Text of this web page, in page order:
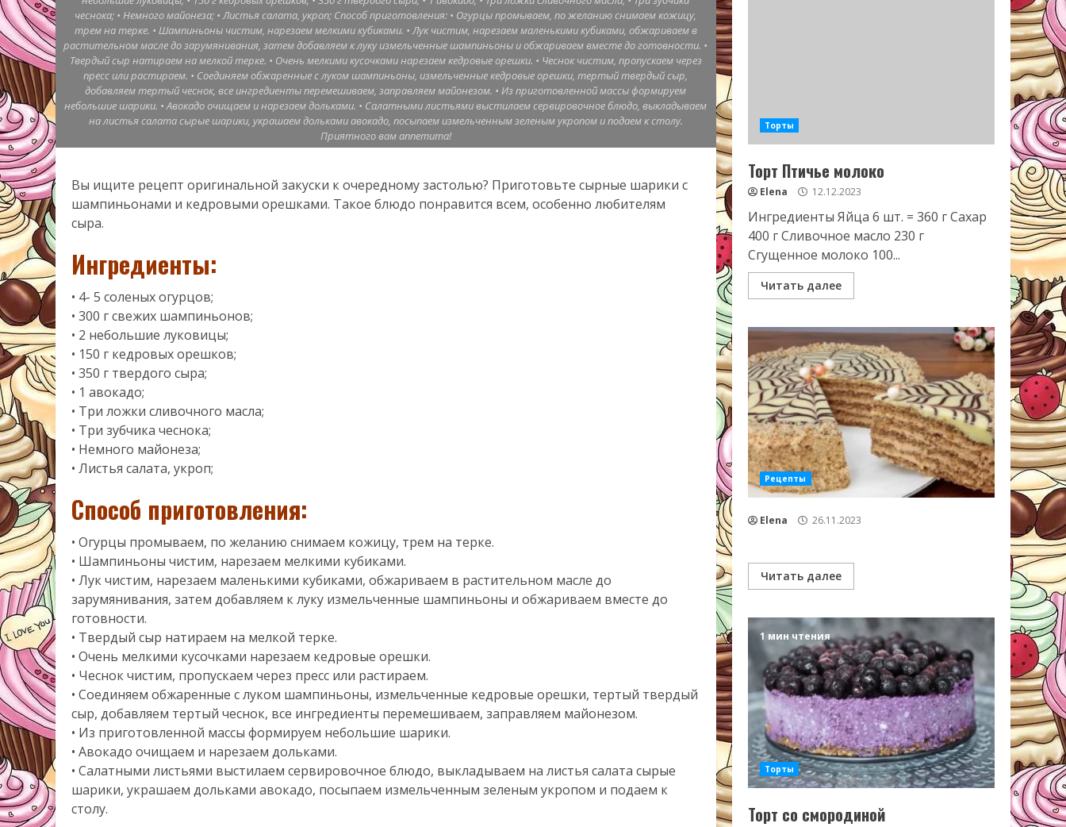
чеснока; • Немного майонеза; • Листья салата, укроп; Способ приготовления: • Огурцы промываем, по желанию снимаем кожицу,
трем на терке. • Шампиньоны чистим, нарезаем мелкими кубиками. • Лук чистим, нарезаем маленькими кубиками, обжариваем в
растительном масле до зарумянивания, затем добавляем к луку измельченные шампиньоны и обжариваем вместе до готовности. •
Твердый сыр натираем на мелкой терке. • Очень мелкими кусочками нарезаем кедровые орешки. • Чеснок чистим, пропускаем через
пресс или растираем. • Соединяем обжаренные с луком шампиньоны, измельченные кедровые орешки, тертый твердый сыр,
добавляем тертый чеснок, все ингредиенты перемешиваем, заправляем майонезом. • Из приготовленной массы формируем
небольшие шарики. • Авокадо очищаем и нарезаем дольками. • Салатными листьями выстилаем сервировочное блюдо, выкладываем
на листья салата сырые шарики, украшаем дольками авокадо, посыпаем измельченным зеленым укропом и подаем к столу.
Приятного вам аппетита!
Вы ищите рецепт оригинальной закуски к очередному застолью? Приготовьте сырные шарики с
шампиньонами и кедровыми орешками. Такое блюдо понравится всем, особенно любителям
сыра.
Ингредиенты:
• 4- 5 соленых огурцов;
• 300 г свежих шампиньонов;
• 2 небольшие луковицы;
• 150 г кедровых орешков;
• 350 г твердого сыра;
• 1 авокадо;
• Три ложки сливочного масла;
• Три зубчика чеснока;
• Немного майонеза;
• Листья салата, укроп;
Способ приготовления:
• Огурцы промываем, по желанию снимаем кожицу, трем на терке.
• Шампиньоны чистим, нарезаем мелкими кубиками.
• Лук чистим, нарезаем маленькими кубиками, обжариваем в растительном масле до
зарумянивания, затем добавляем к луку измельченные шампиньоны и обжариваем вместе до
готовности.
• Твердый сыр натираем на мелкой терке.
• Очень мелкими кусочками нарезаем кедровые орешки.
• Чеснок чистим, пропускаем через пресс или растираем.
• Соединяем обжаренные с луком шампиньоны, измельченные кедровые орешки, тертый твердый
сыр, добавляем тертый чеснок, все ингредиенты перемешиваем, заправляем майонезом.
• Из приготовленной массы формируем небольшие шарики.
• Авокадо очищаем и нарезаем дольками.
• Салатными листьями выстилаем сервировочное блюдо, выкладываем на листья салата сырые
шарики, украшаем дольками авокадо, посыпаем измельченным зеленым укропом и подаем к
столу.
Торты
Торт Птичье молоко
Elena 12.12.2023
Ингредиенты Яйца 6 шт. = 360 г Сахар
400 г Сливочное масло 230 г
Сгущенное молоко 100...
Читать далее
Рецепты
Elena 26.11.2023
Читать далее
1 мин чтения
Торты
Торт со смородиной